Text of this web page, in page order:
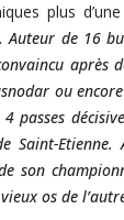
plus
Auteur de 16
après
ou
passes
Saint-Etienne.
son
os de